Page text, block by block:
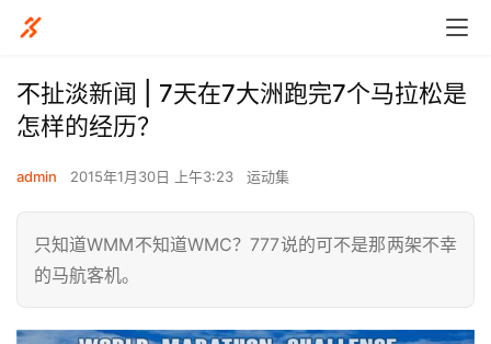
不扯淡新闻 | 7天在7大洲跑完7个马拉松是
怎样的经历？
admin 2015年1月30日 上午3:23 运动集
只知道WMM不知道WMC？777说的可不是那两架不幸
的马航客机。